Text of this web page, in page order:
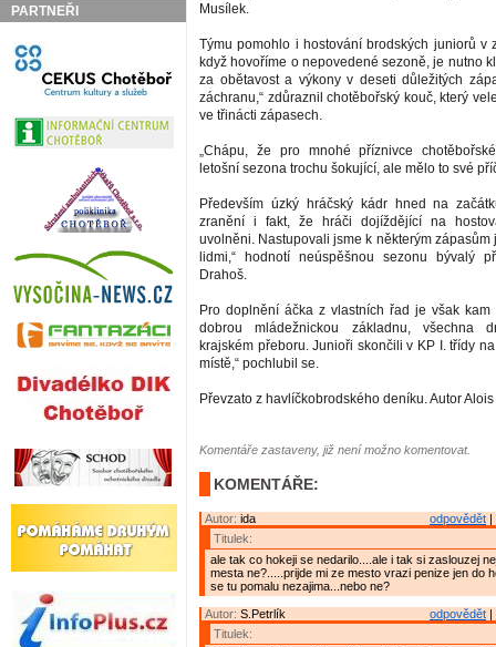
PARTNEŘI
Musílek.
Týmu pomohlo i hostování brodských juniorů v
když hovoříme o nepovedené sezoně, je nutno
za obětavost a výkony v deseti důležitých
záchranu,“ zdůraznil chotěbořský kouč, který
ve třinácti zápasech.
„Chápu, že pro mnohé příznivce
letošní sezona trochu šokující, ale mělo to své
Především úzký hráčský kádr hned na
zranění i fakt, že hráči dojíždějící na
uvolněni. Nastupovali jsme k některým zápasům
lidmi,“ hodnotí neúspěšnou sezonu bývalý
Drahoš.
Pro doplnění áčka z vlastních řad je však kam
dobrou mládežnickou základnu, všechna
krajském přeboru. Junioři skončili v KP I. třídy
místě,“ pochlubil se.
Převzato z havlíčkobrodského deníku. Autor
Komentáře zastaveny, již není možno komentovat.
KOMENTÁŘE:
odpovědět |
Autor: ida
Titulek:
ale tak co hokeji se nedarilo....ale i tak si zaslouzej
mesta ne?.....prijde mi ze mesto vrazi penize jen do
se tu pomalu nezajima...nebo ne?
odpovědět |
Autor: S.Petrlík
Titulek: